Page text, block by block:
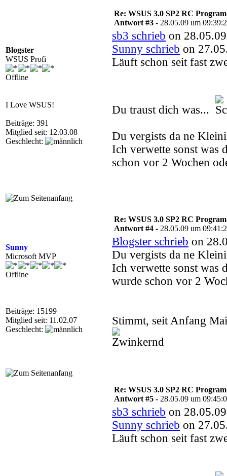
Blogster
WSUS Profi
Offline
I Love WSUS!
Beiträge: 391
Mitglied seit: 12.03.08
Geschlecht:
Re: WSUS 3.0 SP2 RC
Antwort #3 - 28.05.09 um
sb3 schrieb on
Sunny schrieb on
Läuft schon seit fast
Du traust dich was...
Du vergists da ne
Ich verwette sonst was
schon vor 2 Wochen
Sunny
Microsoft MVP
Offline
Beiträge: 15199
Mitglied seit: 11.02.07
Geschlecht:
Re: WSUS 3.0 SP2 RC
Antwort #4 - 28.05.09 um
Blogster schrieb on
Du vergists da ne
Ich verwette sonst was
wurde schon vor 2
Stimmt, seit Anfang
Re: WSUS 3.0 SP2 RC
Antwort #5 - 28.05.09 um
sb3 schrieb on
Sunny schrieb on
Läuft schon seit fast